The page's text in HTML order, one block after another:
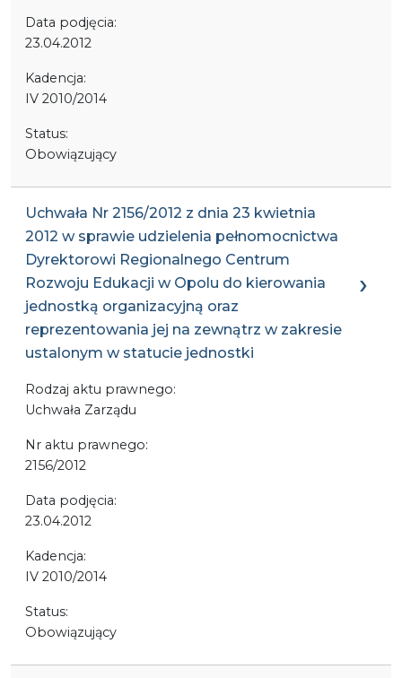
Data podjęcia:
23.04.2012
Kadencja:
IV 2010/2014
Status:
Obowiązujący
Uchwała Nr 2156/2012 z dnia 23 kwietnia
2012 w sprawie udzielenia pełnomocnictwa
Dyrektorowi Regionalnego Centrum
Rozwoju Edukacji w Opolu do kierowania
jednostką organizacyjną oraz
reprezentowania jej na zewnątrz w zakresie
ustalonym w statucie jednostki
Rodzaj aktu prawnego:
Uchwała Zarządu
Nr aktu prawnego:
2156/2012
Data podjęcia:
23.04.2012
Kadencja:
IV 2010/2014
Status:
Obowiązujący